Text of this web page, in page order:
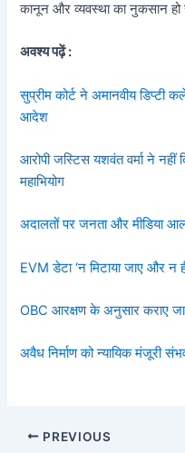
कानून और व्यवस्था का नुकसान
अवश्य पढ़ें :
सुप्रीम कोर्ट ने अमानवीय डिप्टी
आदेश
आरोपी जस्टिस यशवंत वर्मा ने
महाभियोग
अदालतों पर जनता और मीडिया
EVM डेटा ‘न मिटाया जाए और न
OBC आरक्षण के अनुसार कराए
अवैध निर्माण को न्यायिक मंजूरी
PREVIOUS